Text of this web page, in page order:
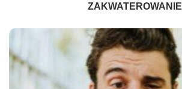
ZAKWATEROWANIE